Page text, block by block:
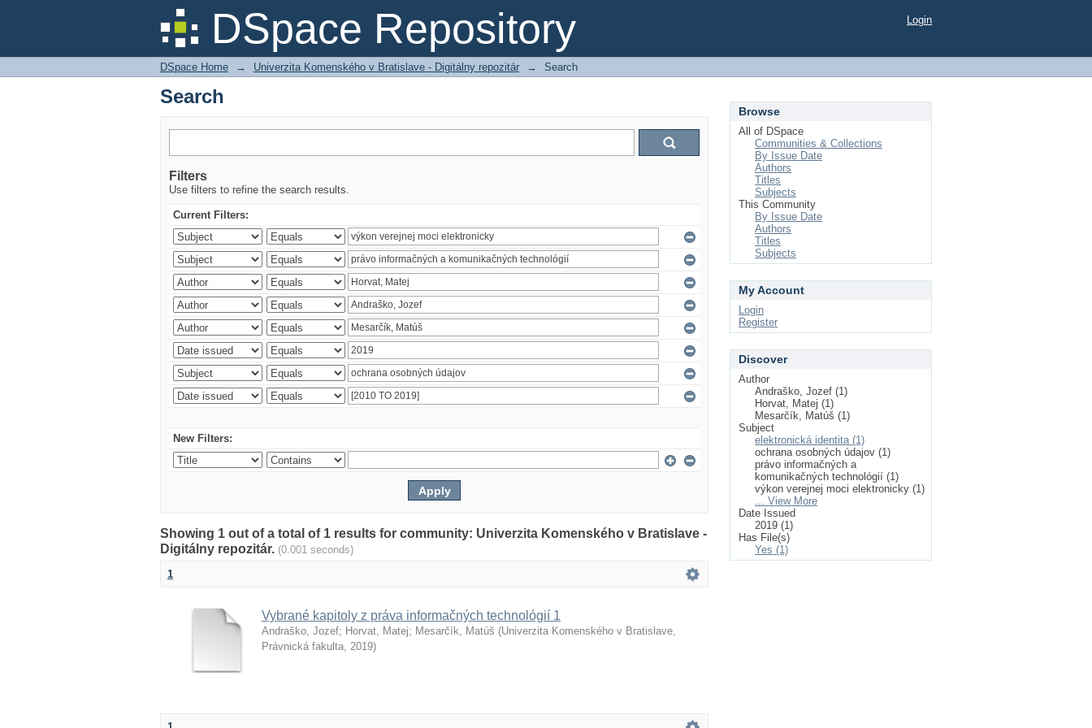
DSpace Repository
Search Login
DSpace Home → Univerzita Komenského v Bratislave - Digitálny repozitár → Search
Search
Filters
Use filters to refine the search results.
Current Filters:
New Filters:
Showing 1 out of a total of 1 results for community: Univerzita Komenského v Bratislave -
Digitálny repozitár. (0.001 seconds)
1
Vybrané kapitoly z práva informačných technológií 1
Andraško, Jozef; Horvat, Matej; Mesarčík, Matúš (Univerzita Komenského v Bratislave,
Právnická fakulta, 2019)
Browse
All of DSpace
Communities & Collections
By Issue Date
Authors
Titles
Subjects
This Community
By Issue Date
Authors
Titles
Subjects
My Account
Login
Register
Discover
Author
Andraško, Jozef (1)
Horvat, Matej (1)
Mesarčík, Matúš (1)
Subject
elektronická identita (1)
ochrana osobných údajov (1)
právo informačných a
komunikačných technológií (1)
výkon verejnej moci elektronicky (1)
... View More
Date Issued
2019 (1)
Has File(s)
Yes (1)